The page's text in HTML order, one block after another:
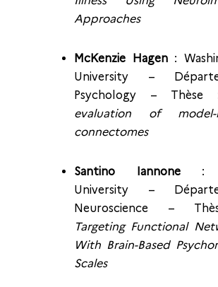
Approaches
McKenzie Hagen:
University –
Psychology –
evaluation of model-
connectomes
Santino Iannone:
University –
Neuroscience –
Targeting Functional
With Brain-Based
Scales